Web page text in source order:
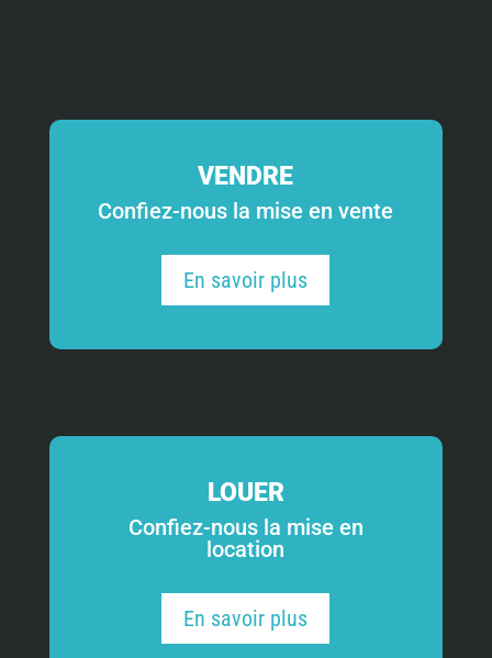
VENDRE
Confiez-nous la mise en vente
En savoir plus
LOUER
Confiez-nous la mise en
location
En savoir plus